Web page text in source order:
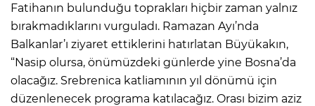
Fatihanın bulunduğu toprakları hiçbir zaman yalnız
bırakmadıklarını vurguladı. Ramazan Ayı’nda
Balkanlar’ı ziyaret ettiklerini hatırlatan Büyükakın,
“Nasip olursa, önümüzdeki günlerde yine Bosna’da
olacağız. Srebrenica katliamının yıl dönümü için
düzenlenecek programa katılacağız. Orası bizim aziz